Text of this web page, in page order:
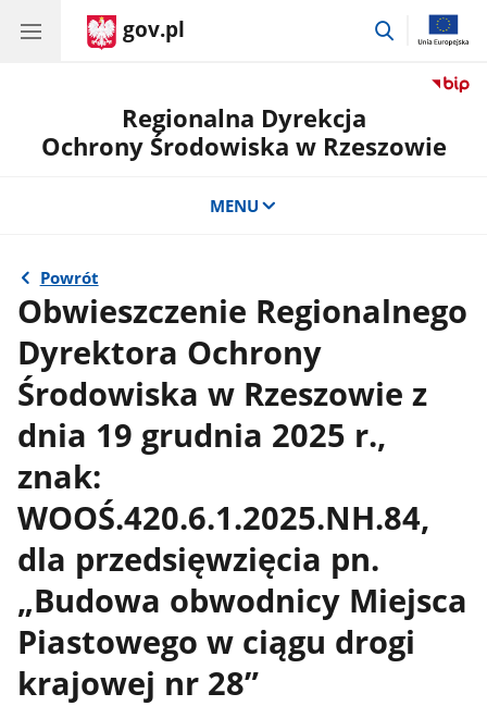
gov.pl
przejdź
Regionalna Dyrekcja
Ochrony Środowiska w Rzeszowie
MENU
Powrót
Obwieszczenie Regionalnego
Dyrektora Ochrony
Środowiska w Rzeszowie z
dnia 19 grudnia 2025 r.,
znak:
WOOŚ.420.6.1.2025.NH.84,
dla przedsięwzięcia pn.
„Budowa obwodnicy Miejsca
Piastowego w ciągu drogi
krajowej nr 28”